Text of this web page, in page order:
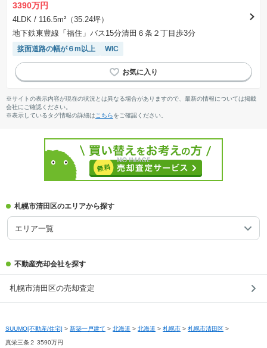
3390万円
4LDK / 116.5m²（35.24坪）
地下鉄東豊線「福住」バス15分清田６条２丁目歩3分
接面道路の幅が６m以上 WIC
※サイトの表示内容が現在の状況とは異なる場合がありますので、最新の情報については掲載
会社にご確認ください。
※表示しているタグ情報の詳細は こちらをご確認ください。
札幌市清田区のエリアから探す
エリア一覧
不動産売却会社を探す
札幌市清田区の売却査定
SUUMO[不動産/住宅] > 新築一戸建て > 北海道 > 北海道 > 札幌市 > 札幌市清田区 >
真栄三条２ 3590万円